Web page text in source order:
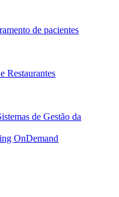
de pacientes
Restaurantes
de Gestão da
OnDemand